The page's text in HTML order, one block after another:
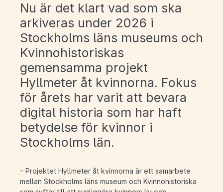
Nu är det klart vad som ska
arkiveras under 2026 i
Stockholms läns museums och
Kvinnohistoriskas
gemensamma projekt
Hyllmeter åt kvinnorna. Fokus
för årets har varit att bevara
digital historia som har haft
betydelse för kvinnor i
Stockholms län.
– Projektet Hyllmeter åt kvinnorna är ett samarbete
mellan Stockholms läns museum och Kvinnohistoriska